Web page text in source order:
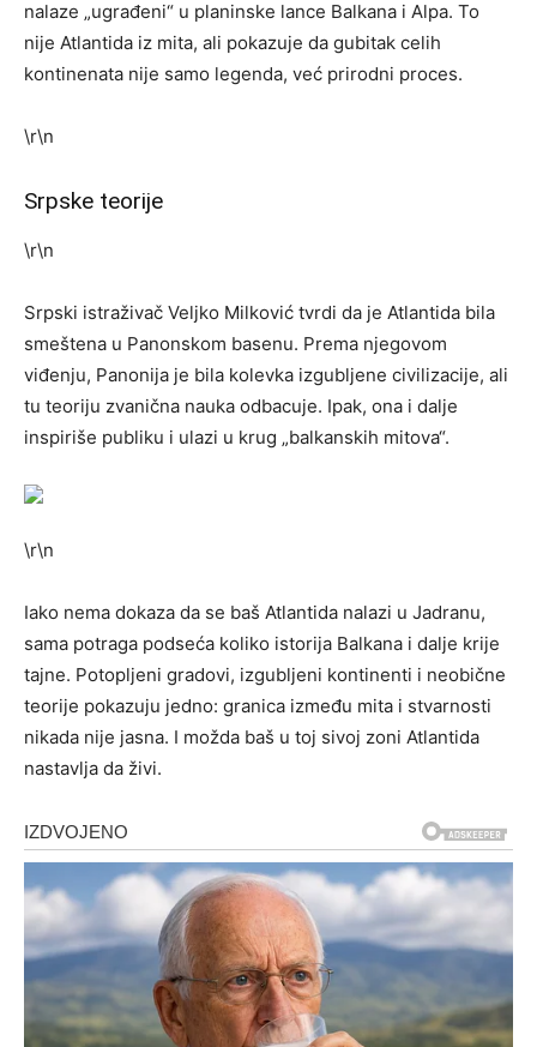
nalaze „ugrađeni“ u planinske lance Balkana i Alpa. To
nije Atlantida iz mita, ali pokazuje da gubitak celih
kontinenata nije samo legenda, već prirodni proces.
\r\n
Srpske teorije
\r\n
Srpski istraživač Veljko Milković tvrdi da je Atlantida bila
smeštena u Panonskom basenu. Prema njegovom
viđenju, Panonija je bila kolevka izgubljene civilizacije, ali
tu teoriju zvanična nauka odbacuje. Ipak, ona i dalje
inspiriše publiku i ulazi u krug „balkanskih mitova“.
\r\n
Iako nema dokaza da se baš Atlantida nalazi u Jadranu,
sama potraga podseća koliko istorija Balkana i dalje krije
tajne. Potopljeni gradovi, izgubljeni kontinenti i neobične
teorije pokazuju jedno: granica između mita i stvarnosti
nikada nije jasna. I možda baš u toj sivoj zoni Atlantida
nastavlja da živi.